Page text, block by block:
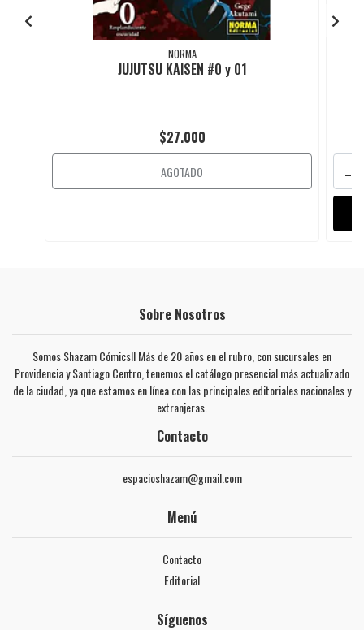
NORMA
JUJUTSU KAISEN #0 y 01
$27.000
AGOTADO -
Sobre Nosotros
Somos Shazam Cómics!! Más de 20 años en el rubro, con sucursales en
Providencia y Santiago Centro, tenemos el catálogo presencial más actualizado
de la ciudad, ya que estamos en línea con las principales editoriales nacionales y
extranjeras.
Contacto
espacioshazam@gmail.com
Menú
Contacto
Editorial
Síguenos